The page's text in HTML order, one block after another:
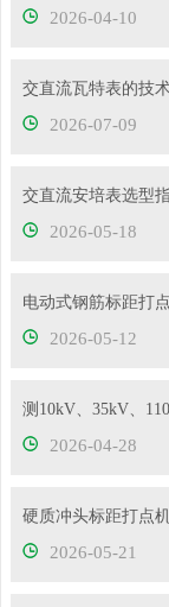
2026-04-10
2026-07-09
2026-05-18
电动式钢筋标距打
2026-05-12
2026-04-28
2026-05-21